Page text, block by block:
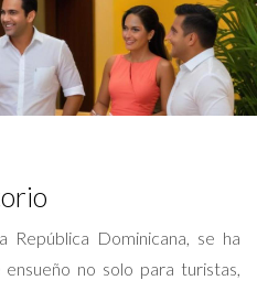
República Dominicana, se ha
no solo para turistas,